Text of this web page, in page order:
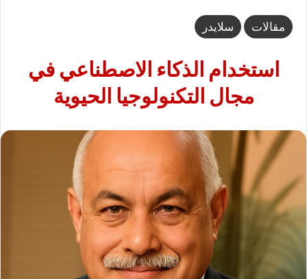
مقالات سلايدر
استخدام الذكاء الاصطناعي في
مجال التكنولوجيا الحيوية